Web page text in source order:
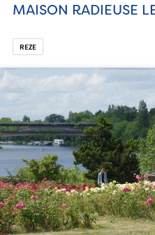
MAISON RADIEUSE
REZE